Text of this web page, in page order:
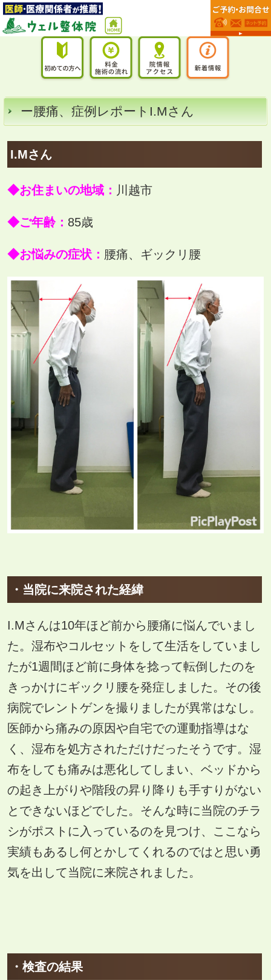
ー腰痛、症例レポートI.Mさん
I.Mさん
◆お住まいの地域： 川越市
◆ご年齢： 85歳
◆お悩みの症状： 腰痛、ギックリ腰
・当院に来院された経緯
I.Mさんは10年ほど前から腰痛に悩んでいまし
た。湿布やコルセットをして生活をしていまし
たが1週間ほど前に身体を捻って転倒したのを
きっかけにギックリ腰を発症しました。その後
病院でレントゲンを撮りましたが異常はなし。
医師から痛みの原因や自宅での運動指導はな
く、湿布を処方されただけだったそうです。湿
布をしても痛みは悪化してしまい、ベッドから
の起き上がりや階段の昇り降りも手すりがない
とできないほどでした。そんな時に当院のチラ
シがポストに入っているのを見つけ、ここなら
実績もあるし何とかしてくれるのではと思い勇
気を出して当院に来院されました。
・検査の結果